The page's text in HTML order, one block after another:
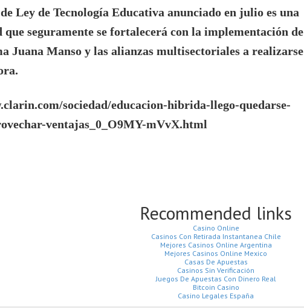
Ley de Tecnología Educativa anunciado en julio es una
seguramente se fortalecerá con la implementación de
Juana Manso y las alianzas multisectoriales a realizarse
sociedad/educacion-hibrida-llego-quedarse-
ventajas_0_O9MY-mVvX.html
Recommended links
Casino Online
Casinos Con Retirada Instantanea Chile
Mejores Casinos Online Argentina
Mejores Casinos Online Mexico
Casas De Apuestas
Casinos Sin Verificación
Juegos De Apuestas Con Dinero Real
Bitcoin Casino
Casino Legales España